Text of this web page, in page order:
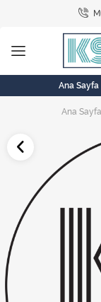
Ana Sayfa
Ana Sayfa